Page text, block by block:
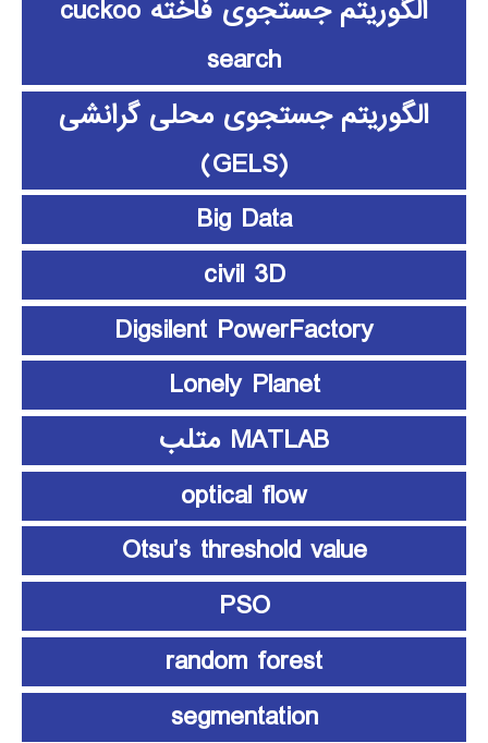
الگوریتم جستجوی فاخته cuckoo
search
الگوریتم جستجوی محلی گرانشی
(GELS)
Big Data
civil 3D
Digsilent PowerFactory
Lonely Planet
MATLAB متلب
optical flow
Otsu’s threshold value
PSO
random forest
segmentation